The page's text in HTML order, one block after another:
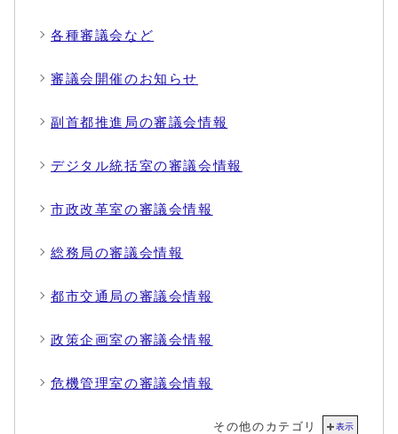
各種審議会など
審議会開催のお知らせ
副首都推進局の審議会情報
デジタル統括室の審議会情報
市政改革室の審議会情報
総務局の審議会情報
都市交通局の審議会情報
政策企画室の審議会情報
危機管理室の審議会情報
その他のカテゴリ 表示